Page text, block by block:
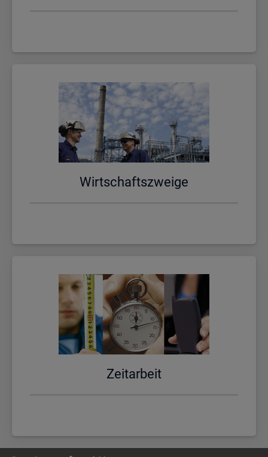
Wirt­schafts­zwei­ge
Zeit­ar­beit